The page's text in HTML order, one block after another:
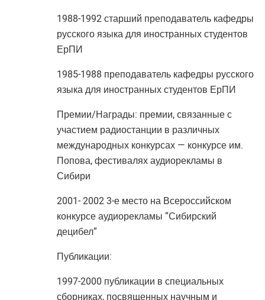
1988-1992 старший преподаватель кафедры
русского языка для иностранных студентов
ЕрПИ
1985-1988 преподаватель кафедры русского
языка для иностранных студентов ЕрПИ
Премии/Награды: премии, связанные с
участием радиостанции в различных
международных конкурсах — конкурсе им.
Попова, фестивалях аудиорекламы в
Сибири
2001- 2002 3-е место на Всероссийском
конкурсе аудиорекламы “Сибирский
децибел“
Публикации:
1997-2000 публикации в специальных
сборниках, посвященных научным и